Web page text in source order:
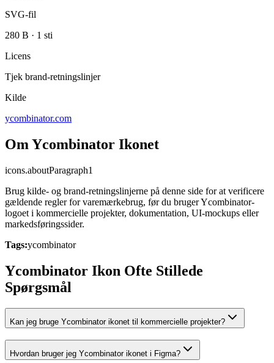
SVG-fil
280 B · 1 sti
Licens
Tjek brand-retningslinjer
Kilde
ycombinator.com
Om Ycombinator Ikonet
icons.aboutParagraph1
Brug kilde- og brand-retningslinjerne på denne side for at verificere
gældende regler for varemærkebrug, før du bruger Ycombinator-
logoet i kommercielle projekter, dokumentation, UI-mockups eller
markedsføringssider.
Tags:ycombinator
Ycombinator Ikon Ofte Stillede
Spørgsmål
Kan jeg bruge Ycombinator ikonet til kommercielle projekter?
Hvordan bruger jeg Ycombinator ikonet i Figma?